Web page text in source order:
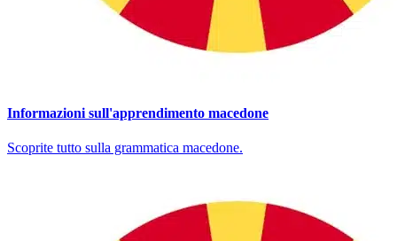
Informazioni sull'apprendimento macedone
Scoprite tutto sulla grammatica macedone.